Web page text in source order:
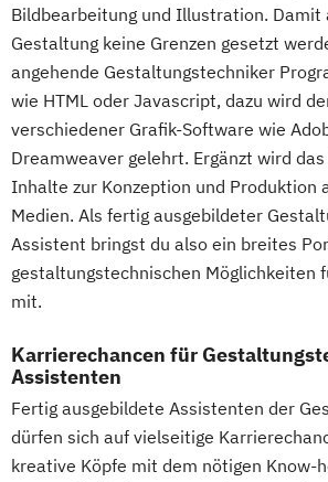
Bildbearbeitung und Illustration. Damit
Gestaltung keine Grenzen gesetzt
angehende Gestaltungstechniker
wie HTML oder Javascript, dazu wird
verschiedener Grafik-Software wie
Dreamweaver gelehrt. Ergänzt wird
Inhalte zur Konzeption und Produktion
Medien. Als fertig ausgebildeter
Assistent bringst du also ein breites
gestaltungstechnischen Möglichkeiten
mit.
Karrierechancen für
Assistenten
Fertig ausgebildete Assistenten der
dürfen sich auf vielseitige
kreative Köpfe mit dem nötigen Know-